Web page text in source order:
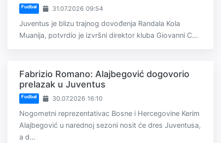
Fudbal 31.07.2026 09:54
Juventus je blizu trajnog dovođenja Randala Kola
Muanija, potvrdio je izvršni direktor kluba Giovanni C...
Fabrizio Romano: Alajbegović dogovorio
prelazak u Juventus
Fudbal 30.07.2026 16:10
Nogometni reprezentativac Bosne i Hercegovine Kerim
Alajbegović u narednoj sezoni nosit će dres Juventusa,
a d...